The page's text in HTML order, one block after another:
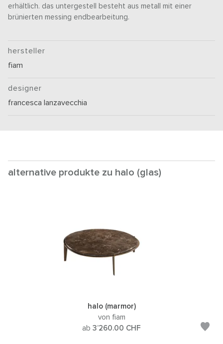
erhältlich. das untergestell besteht aus metall mit einer
brünierten messing endbearbeitung.
hersteller
fiam
designer
francesca lanzavecchia
alternative produkte zu halo (glas)
halo (marmor)
von fiam
ab 3’260.00 CHF